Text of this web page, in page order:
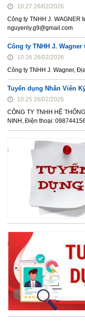
10:27 26/02/2026
Công ty TNHH J.
nguyenly.g9@gmail.com
Công ty TNHH J. Wagner
10:26 26/02/2026
Công ty TNHH J. Wagner,
Tuyển dụng Nhân Viên
10:25 26/02/2026
CÔNG TY TNHH HỆ
NINH, Điện thoại: